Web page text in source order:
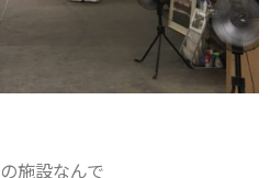
施設なんで